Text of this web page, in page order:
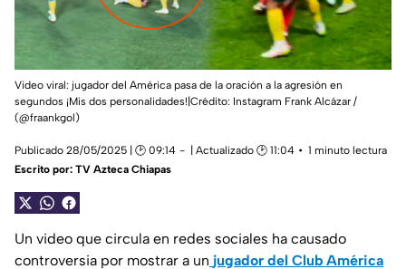
Video viral: jugador del América pasa de la oración a la agresión en
segundos ¡Mis dos personalidades!|Crédito: Instagram Frank Alcázar /
(@fraankgol)
Publicado 28/05/2025 | 🕑 09:14 | Actualizado 🕑 11:04
1 minuto lectura
Escrito por: TV Azteca Chiapas
Un video que circula en redes sociales ha causado
controversia por mostrar a un jugador del Club América